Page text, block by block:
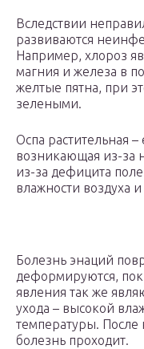
Вследствии
развиваются
Например, хлороз
магния и железа в
желтые пятна, при
зелеными.
Оспа растительная
возникающая из-за
из-за дефицита
влажности воздуха
Болезнь энаций
деформируются,
явления так же
ухода – высокой
температуры. После
болезнь проходит.